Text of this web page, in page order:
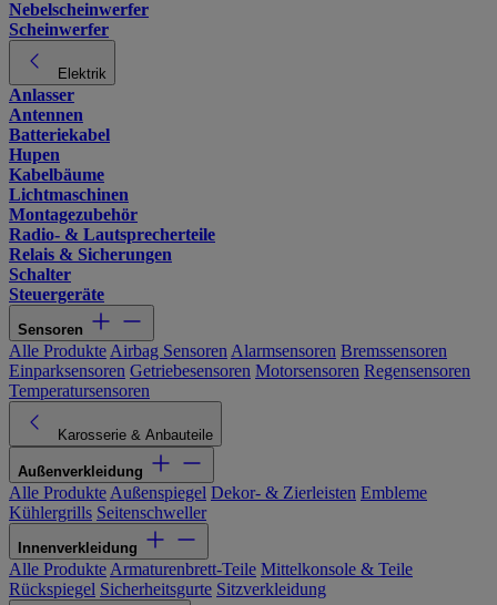
Nebelscheinwerfer
Scheinwerfer
Elektrik
Anlasser
Antennen
Batteriekabel
Hupen
Kabelbäume
Lichtmaschinen
Montagezubehör
Radio- & Lautsprecherteile
Relais & Sicherungen
Schalter
Steuergeräte
Sensoren
Alle Produkte Airbag Sensoren Alarmsensoren Bremssensoren
Einparksensoren Getriebesensoren Motorsensoren Regensensoren
Temperatursensoren
Karosserie & Anbauteile
Außenverkleidung
Alle Produkte Außenspiegel Dekor- & Zierleisten Embleme
Kühlergrills Seitenschweller
Innenverkleidung
Alle Produkte Armaturenbrett-Teile Mittelkonsole & Teile
Rückspiegel Sicherheitsgurte Sitzverkleidung